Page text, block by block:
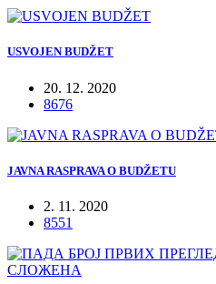
USVOJEN BUDŽET
20. 12. 2020
8676
JAVNA RASPRAVA O BUDŽETU
2. 11. 2020
8551